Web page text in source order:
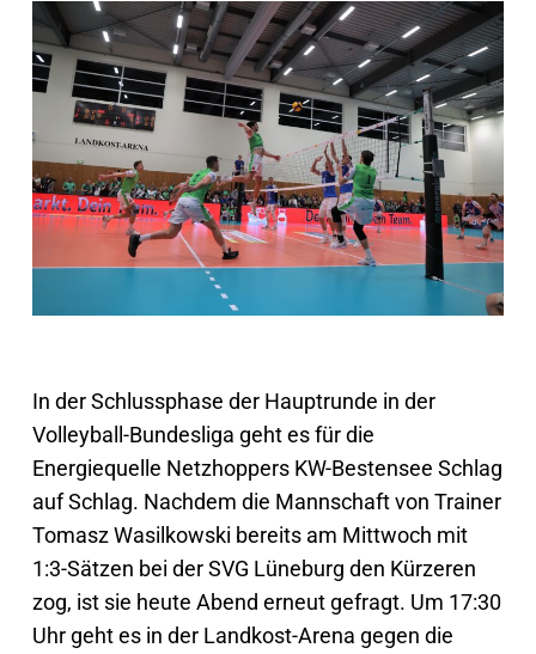
In der Schlussphase der Hauptrunde in der
Volleyball-Bundesliga geht es für die
Energiequelle Netzhoppers KW-Bestensee Schlag
auf Schlag. Nachdem die Mannschaft von Trainer
Tomasz Wasilkowski bereits am Mittwoch mit
1:3-Sätzen bei der SVG Lüneburg den Kürzeren
zog, ist sie heute Abend erneut gefragt. Um 17:30
Uhr geht es in der Landkost-Arena gegen die